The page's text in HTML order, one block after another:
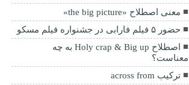
معنی اصطلاح «the big picture»
حضور ۵ فیلم فارابی در جشنواره فیلم مسکو
اصطلاح Holy crap & Big up به چه
معناست؟
ترکیب across from